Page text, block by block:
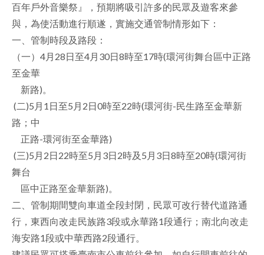
百年戶外音樂祭』，預期將吸引許多的民眾及遊客來參
與，為使活動進行順遂，實施交通管制情形如下：
一、管制時段及路段：
（一）4月28日至4月30日8時至17時(環河街舞台區中正路
至金華
新路)。
(二)5月1日至5月2日0時至22時(環河街-民生路至金華新
路；中
正路-環河街至金華路)
(三)5月2日22時至5月3日2時及5月3日8時至20時(環河街
舞台
區中正路至金華新路)。
二、管制期間雙向車道全段封閉，民眾可改行替代道路通
行，東西向改走民族路3段或永華路1段通行；南北向改走
海安路1段或中華西路2段通行。